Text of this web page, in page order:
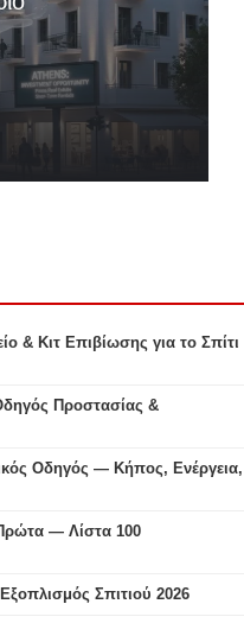
& Κιτ Επιβίωσης για το Σπίτι
Προστασίας &
Οδηγός — Κήπος, Ενέργεια,
— Λίστα 100
Σπιτιού 2026